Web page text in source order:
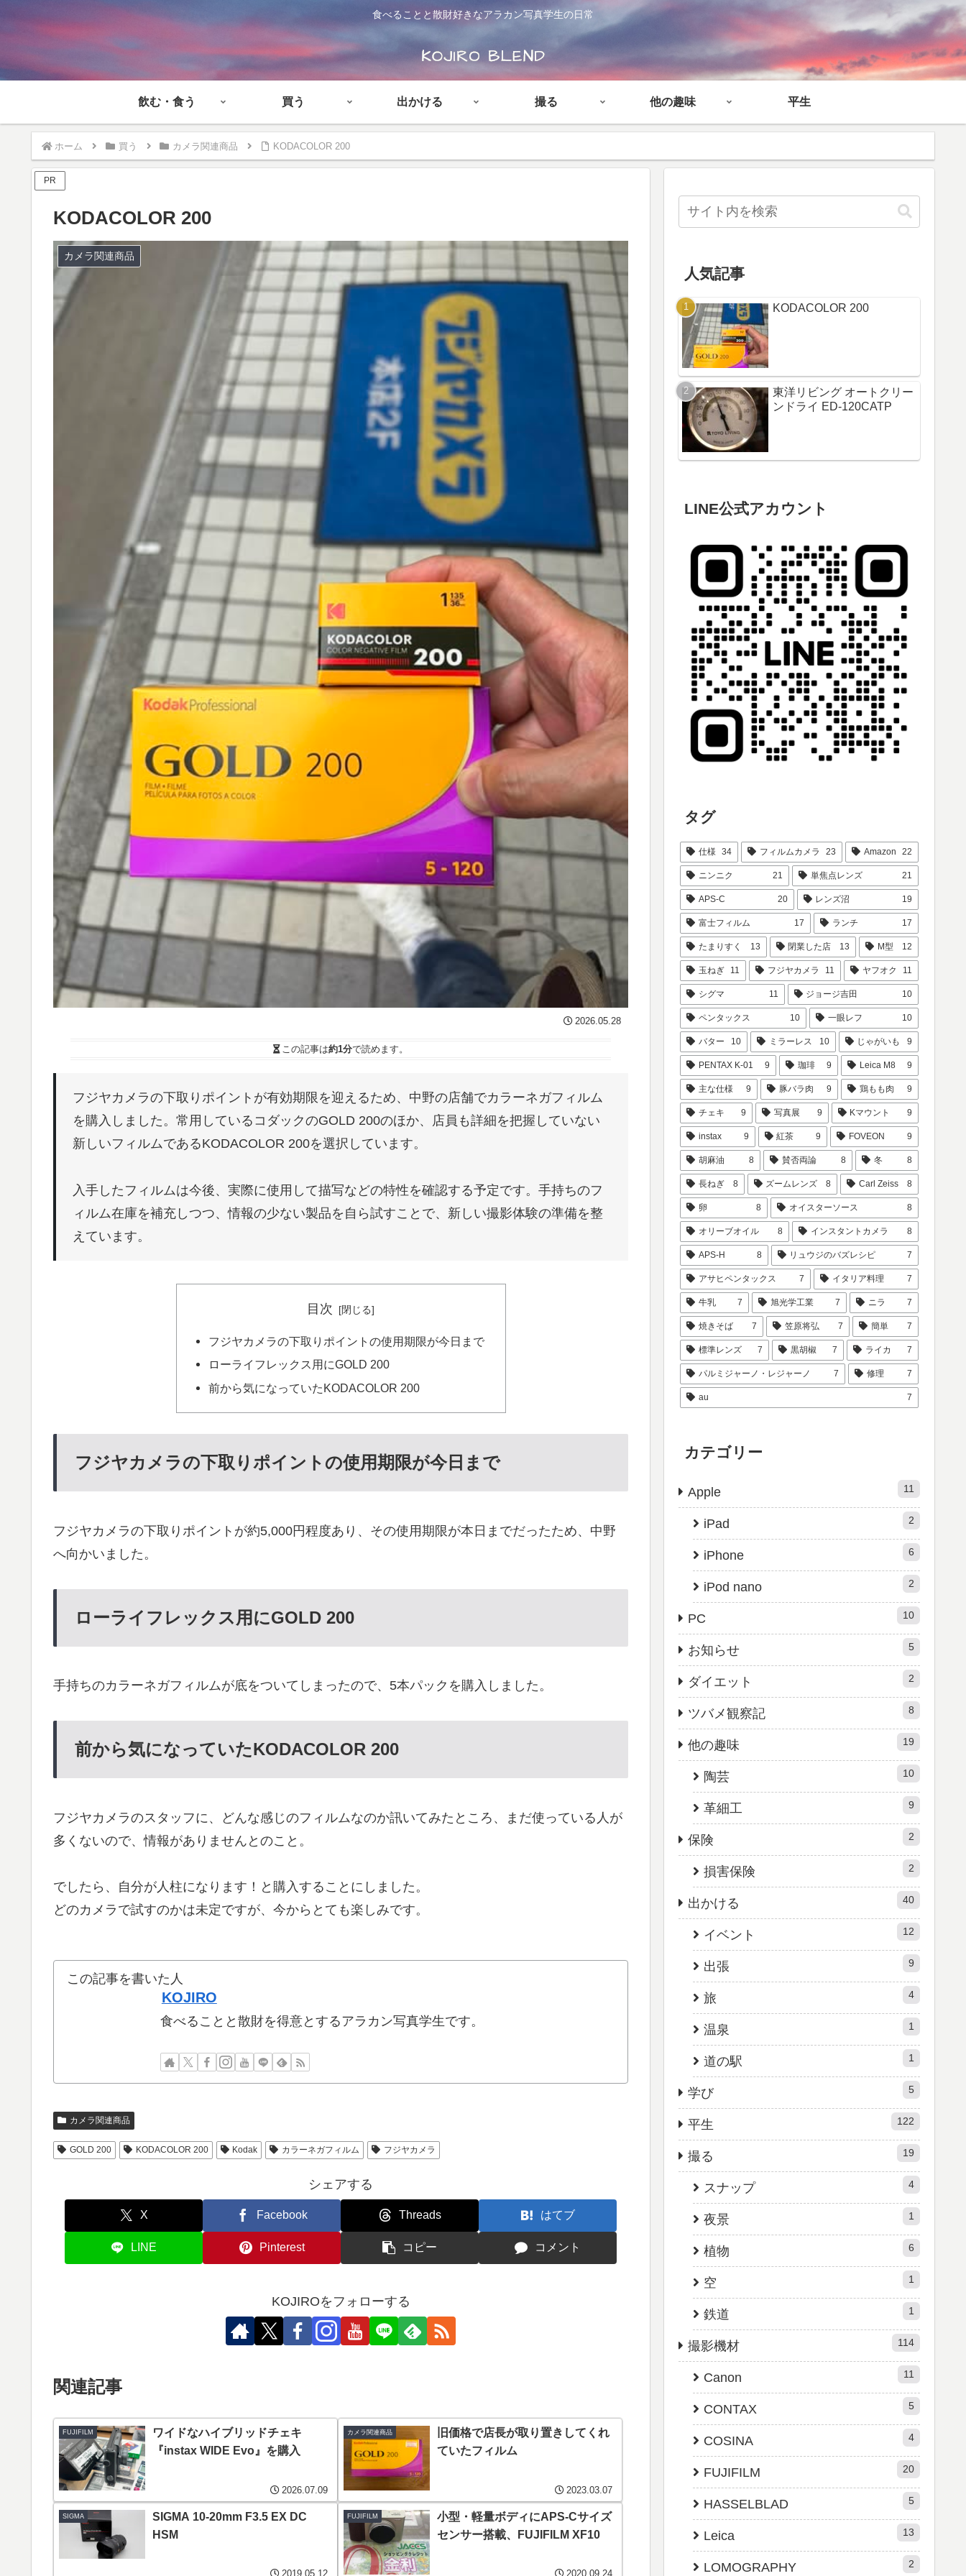
食べることと散財好きなアラカン写真学生の日常
飲む・食う 買う 出かける 撮る 他の趣味 平生
ホーム 買う カメラ関連商品 KODACOLOR 200
PR
KODACOLOR 200
カメラ関連商品
2026.05.28
この記事は約1分で読めます。
フジヤカメラの下取りポイントが有効期限を迎えるため、中野の店舗でカラーネガフィルム
を購入しました。常用しているコダックのGOLD 200のほか、店員も詳細を把握していない
新しいフィルムであるKODACOLOR 200を選択しています。
入手したフィルムは今後、実際に使用して描写などの特性を確認する予定です。手持ちのフ
ィルム在庫を補充しつつ、情報の少ない製品を自ら試すことで、新しい撮影体験の準備を整
えています。
目次
フジヤカメラの下取りポイントの使用期限が今日まで
ローライフレックス用にGOLD 200
前から気になっていたKODACOLOR 200
フジヤカメラの下取りポイントの使用期限が今日まで
フジヤカメラの下取りポイントが約5,000円程度あり、その使用期限が本日までだったため、中野
へ向かいました。
ローライフレックス用にGOLD 200
手持ちのカラーネガフィルムが底をついてしまったので、5本パックを購入しました。
前から気になっていたKODACOLOR 200
フジヤカメラのスタッフに、どんな感じのフィルムなのか訊いてみたところ、まだ使っている人が
多くないので、情報がありませんとのこと。
でしたら、自分が人柱になります！と購入することにしました。
どのカメラで試すのかは未定ですが、今からとても楽しみです。
この記事を書いた人
KOJIRO
食べることと散財を得意とするアラカン写真学生です。
カメラ関連商品
GOLD 200 KODACOLOR 200 Kodak カラーネガフィルム フジヤカメラ
シェアする
X Facebook Threads はてブ
LINE Pinterest コピー コメント
KOJIROをフォローする
関連記事
FUJIFILM
ワイドなハイブリッドチェキ
『instax WIDE Evo』を購入
2026.07.09
カメラ関連商品
旧価格で店長が取り置きしてくれ
ていたフィルム
2023.03.07
SIGMA
SIGMA 10-20mm F3.5 EX DC
HSM
2019.05.12
FUJIFILM
小型・軽量ボディにAPS-Cサイズ
センサー搭載、FUJIFILM XF10
2020.09.24
人気記事
KODACOLOR 200
東洋リビング オートクリー
ンドライ ED-120CATP
LINE公式アカウント
タグ
仕様 34 フィルムカメラ 23 Amazon 22
ニンニク 21 単焦点レンズ 21
APS-C 20 レンズ沼 19
富士フィルム 17 ランチ 17
たまりすく 13 閉業した店 13 M型 12
玉ねぎ 11 フジヤカメラ 11 ヤフオク 11
シグマ 11 ジョージ吉田 10
ペンタックス 10 一眼レフ 10
バター 10 ミラーレス 10 じゃがいも 9
PENTAX K-01 9 珈琲 9 Leica M8 9
主な仕様 9 豚バラ肉 9 鶏もも肉 9
チェキ 9 写真展 9 Kマウント 9
instax 9 紅茶 9 FOVEON 9
胡麻油 8 賛否両論 8 冬 8
長ねぎ 8 ズームレンズ 8 Carl Zeiss 8
卵 8 オイスターソース 8
オリーブオイル 8 インスタントカメラ 8
APS-H 8 リュウジのバズレシピ 7
アサヒペンタックス 7 イタリア料理 7
牛乳 7 旭光学工業 7 ニラ 7
焼きそば 7 笠原将弘 7 簡単 7
標準レンズ 7 黒胡椒 7 ライカ 7
パルミジャーノ・レジャーノ 7 修理 7
au 7
カテゴリー
Apple 11
iPad 2
iPhone 6
iPod nano 2
PC 10
お知らせ 5
ダイエット 2
ツバメ観察記 8
他の趣味 19
陶芸 10
革細工 9
保険 2
損害保険 2
出かける 40
イベント 12
出張 9
旅 4
温泉 1
道の駅 1
学び 5
平生 122
撮る 19
スナップ 4
夜景 1
植物 6
空 1
鉄道 1
撮影機材 114
Canon 11
CONTAX 5
COSINA 4
FUJIFILM 20
HASSELBLAD 5
Leica 13
LOMOGRAPHY 2